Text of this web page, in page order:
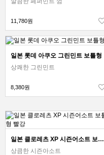
11,780원
일본 롯데 아쿠오 그린민트 보틀형
상쾌한 그린민트
8,380원
일본 클로레츠 XP 시즌어소트 보틀형 빨강
상큼한 시즌아소트